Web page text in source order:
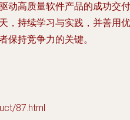
动高质量软件产品的成功交付
，持续学习与实践，并善用优
保持竞争力的关键。
87.html